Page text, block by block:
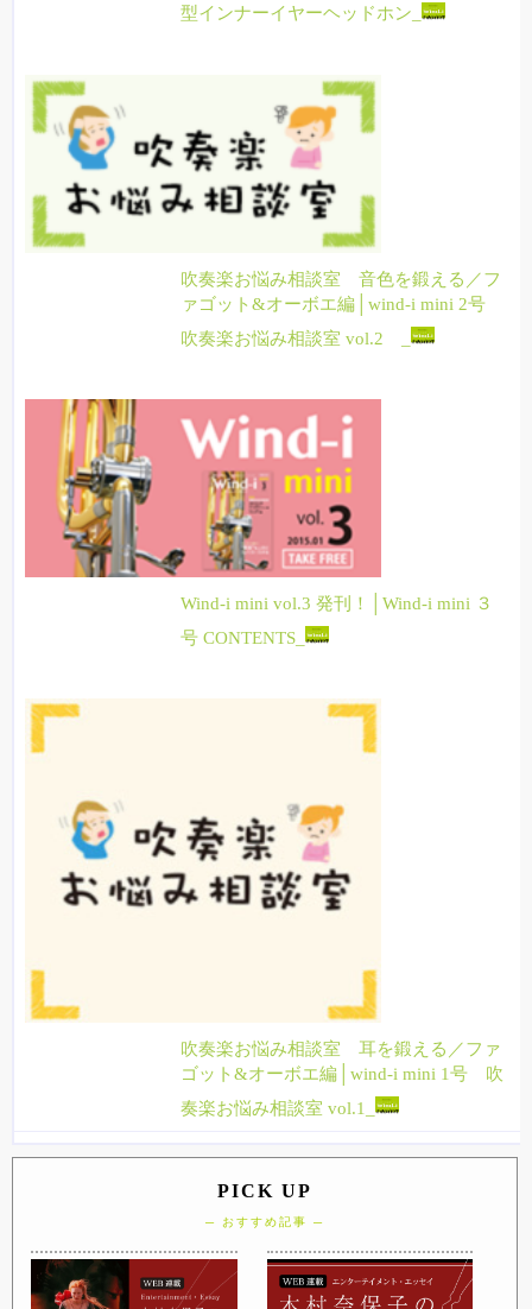
型インナーイヤーヘッドホン_
吹奏楽お悩み相談室 音色を鍛える／フ
ァゴット&オーボエ編│wind-i mini 2号
吹奏楽お悩み相談室 vol.2 _
Wind-i mini vol.3 発刊！│Wind-i mini ３
号 CONTENTS_
吹奏楽お悩み相談室 耳を鍛える／ファ
ゴット&オーボエ編│wind-i mini 1号 吹
奏楽お悩み相談室 vol.1_
PICK UP
─ おすすめ記事 ─